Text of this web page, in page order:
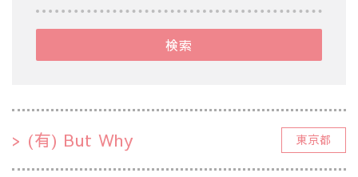
検索
(有) But Why 東京都